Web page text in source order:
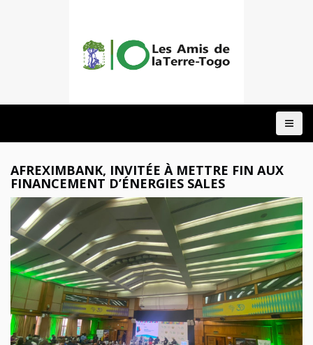
PROPOS
ACTION
DOMAINES
PROJETS
DOCUMENTS
EN
AFREXIMBANK, INVITÉE À METTRE FIN AUX
FINANCEMENT D’ÉNERGIES SALES